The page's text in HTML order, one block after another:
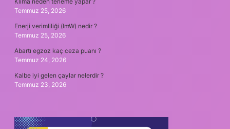
Temmuz 25, 2026
Enerji verimliliği (lmW) nedir ?
Temmuz 25, 2026
Abartı egzoz kaç ceza puanı ?
Temmuz 24, 2026
Kalbe iyi gelen çaylar nelerdir ?
Temmuz 23, 2026